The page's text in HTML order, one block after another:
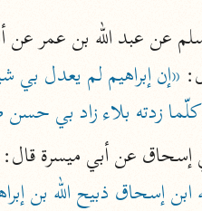
الواحدي (٤٦٨
نحو ٢٢ مجلدًا
إرشاد
أبو السعود (٩٨٢ هـ)
نحو ٩ مجلدات
عن عبد الله بن عمر عن
زدته بلاء زاد بي
إسحاق عن أبي ميسرة
إسحاق ذبيح الله بن